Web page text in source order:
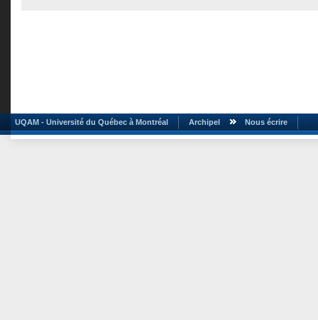
UQAM - Université du Québec à Montréal Archipel Nous écrire